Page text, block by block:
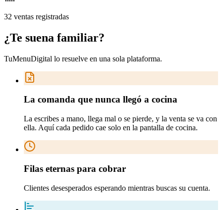
32 ventas registradas
¿Te suena familiar?
TuMenuDigital lo resuelve en una sola plataforma.
La comanda que nunca llegó a cocina
La escribes a mano, llega mal o se pierde, y la venta se va con
ella. Aquí cada pedido cae solo en la pantalla de cocina.
Filas eternas para cobrar
Clientes desesperados esperando mientras buscas su cuenta.